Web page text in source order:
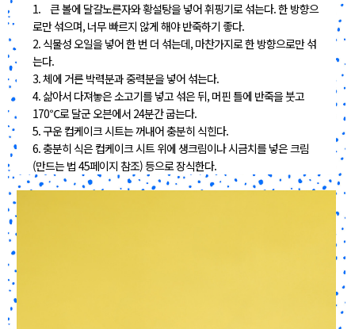
1. 큰 볼에 달걀노른자와 황설탕을 넣어 휘핑기로 섞는다. 한 방향으
로만 섞으며, 너무 빠르지 않게 해야 반죽하기 좋다.
2. 식물성 오일을 넣어 한 번 더 섞는데, 마찬가지로 한 방향으로만 섞
는다.
3. 체에 거른 박력분과 중력분을 넣어 섞는다.
4. 삶아서 다져놓은 소고기를 넣고 섞은 뒤, 머핀 틀에 반죽을 붓고
170℃로 달군 오븐에서 24분간 굽는다.
5. 구운 컵케이크 시트는 꺼내어 충분히 식힌다.
6. 충분히 식은 컵케이크 시트 위에 생크림이나 시금치를 넣은 크림
(만드는 법 45페이지 참조) 등으로 장식한다.